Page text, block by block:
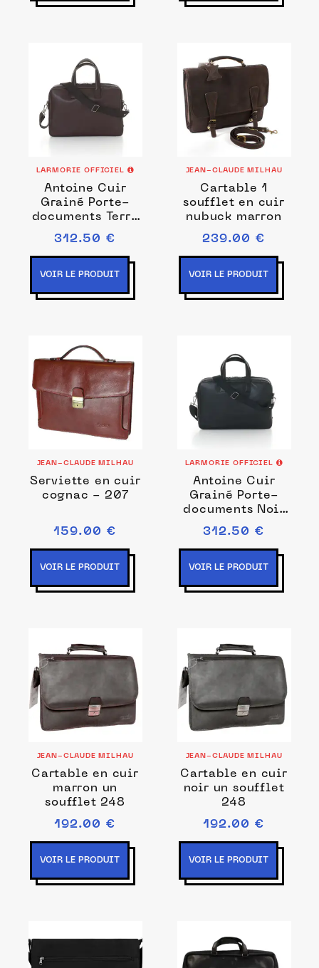
LARMORIE OFFICIEL
Antoine Cuir
Grainé Porte-
documents Terre
Brunie
312.50 €
VOIR LE PRODUIT
JEAN-CLAUDE MILHAU
Cartable 1
soufflet en cuir
nubuck marron
239.00 €
VOIR LE PRODUIT
JEAN-CLAUDE MILHAU
Serviette en cuir
cognac - 207
159.00 €
VOIR LE PRODUIT
LARMORIE OFFICIEL
Antoine Cuir
Grainé Porte-
documents Noir
c'est Noir
312.50 €
VOIR LE PRODUIT
JEAN-CLAUDE MILHAU
Cartable en cuir
marron un
soufflet 248
192.00 €
VOIR LE PRODUIT
JEAN-CLAUDE MILHAU
Cartable en cuir
noir un soufflet
248
192.00 €
VOIR LE PRODUIT